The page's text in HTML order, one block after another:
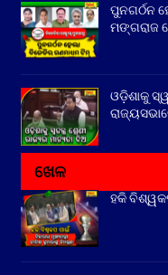
ପୁନଗର୍ଠନ
ମଙ୍ଗରାଜ
ଓଡ଼ିଶାକୁ
ଖେଳ
ହକି